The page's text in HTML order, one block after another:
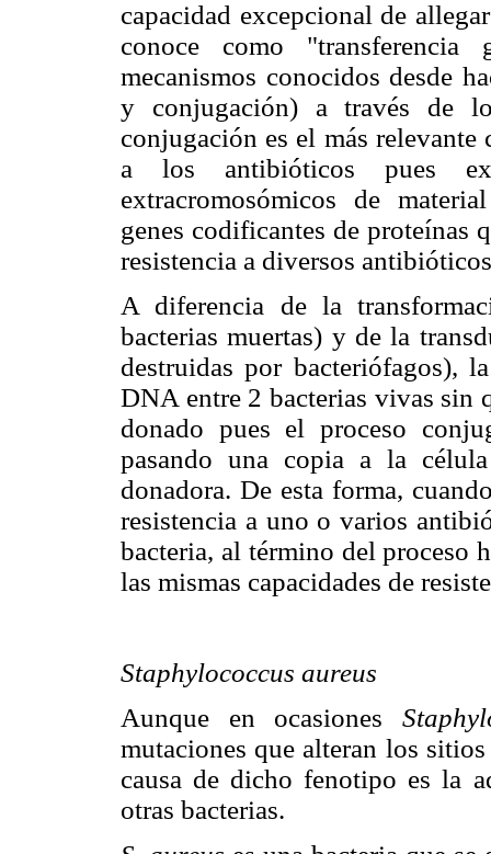
capacidad excepcional de
conoce como
mecanismos conocidos desde
y conjugación) a través de
conjugación es el más
a los antibióticos pues
extracromosómicos de
genes codificantes de proteínas
resistencia a diversos
A diferencia de la
bacterias muertas) y de la
destruidas por bacteriófagos),
DNA entre 2 bacterias vivas sin
donado pues el proceso
pasando una copia a la
donadora. De esta forma,
resistencia a uno o varios
bacteria, al término del proceso
las mismas capacidades de
Staphylococcus aureus
Aunque en ocasiones
mutaciones que alteran los
causa de dicho fenotipo es la
otras bacterias.